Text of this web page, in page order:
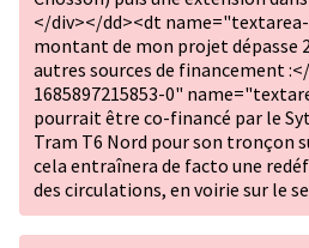
</div></dd><dt name="textarea-
montant de mon projet dépasse
autres sources de financement
1685897215853-0"
pourrait être co-financé par le
Tram T6 Nord pour son tronçon
cela entraînera de facto une
des circulations, en voirie sur le